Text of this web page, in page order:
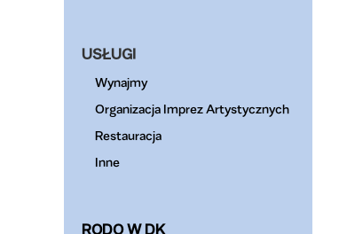
USŁUGI
Wynajmy
Organizacja Imprez Artystycznych
Restauracja
Inne
RODO W DK